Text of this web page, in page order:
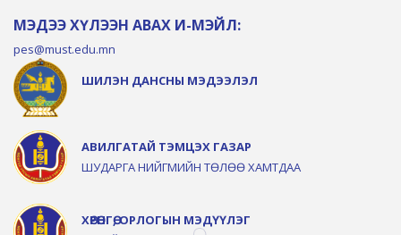
МЭДЭЭ ХҮЛЭЭН АВАХ И-МЭЙЛ:
pes@must.edu.mn
ШИЛЭН ДАНСНЫ МЭДЭЭЛЭЛ
АВИЛГАТАЙ ТЭМЦЭХ ГАЗАР
ШУДАРГА НИЙГМИЙН ТӨЛӨӨ ХАМТДАА
ХӨРӨНГӨ, ОРЛОГЫН МЭДҮҮЛЭГ